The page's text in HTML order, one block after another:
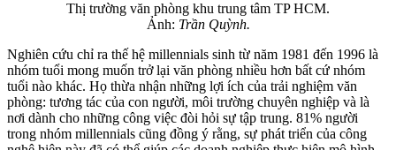
Thị trường văn phòng khu trung tâm TP HCM.
Ảnh: Trần Quỳnh.
Nghiên cứu chỉ ra thế hệ millennials sinh từ năm 1981 đến 1996 là
nhóm tuổi mong muốn trở lại văn phòng nhiều hơn bất cứ nhóm
tuổi nào khác. Họ thừa nhận những lợi ích của trải nghiệm văn
phòng: tương tác của con người, môi trường chuyên nghiệp và là
nơi dành cho những công việc đòi hỏi sự tập trung. 81% người
trong nhóm millennials cũng đồng ý rằng, sự phát triển của công